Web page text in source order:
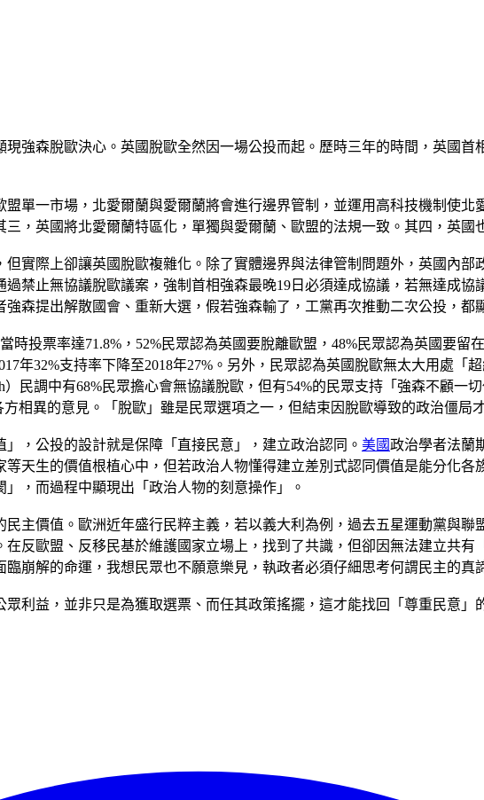
強森脫歐決心。英國脫歐全然因一場公投而起。歷時三年的時間，英國
單一市場，北愛爾蘭與愛爾蘭將會進行邊界管制，並運用高科技機制使
，英國將北愛爾蘭特區化，單獨與愛爾蘭、歐盟的法規一致。其四，英國
實際上卻讓英國脫歐複雜化。除了實體邊界與法律管制問題外，英國內
禁止無協議脫歐議案，強制首相強森最晚19日必須達成協議，若無達成
森提出解散國會、重新大選，假若強森輸了，工黨再次推動二次公投，都
時投票率達71.8%，52%民眾認為英國要脫離歐盟，48%民眾認為英國要留
年32%支持率下降至2018年27%。另外，民眾認為英國脫歐無太大用處「超
民調中有68%民眾擔心會無協議脫歐，但有54%的民眾支持「強森不顧一
相異的意見。「脫歐」雖是民眾選項之一，但結束因脫歐導致的政治僵局
，公投的設計就是保障「直接民意」，建立政治認同。 美國政治學者法蘭
天生的價值根植心中，但若政治人物懂得建立差別式認同價值是能分化
，而過程中顯現出「政治人物的刻意操作」。
主價值。歐洲近年盛行民粹主義，若以義大利為例，過去五星運動黨與
反歐盟、反移民基於維護國家立場上，找到了共識，但卻因無法建立共
崩解的命運，我想民眾也不願意樂見，執政者必須仔細思考何謂民主的真
利益，並非只是為獲取選票、而任其政策搖擺，這才能找回「尊重民意」